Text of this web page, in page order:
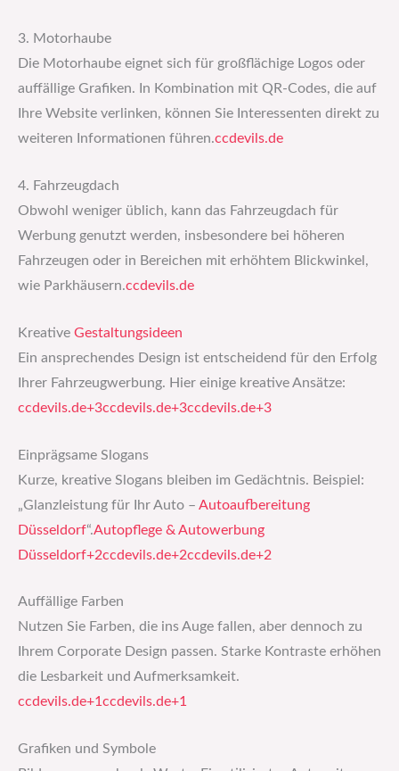
3. Motorhaube
Die Motorhaube eignet sich für großflächige Logos oder
auffällige Grafiken. In Kombination mit QR-Codes, die auf
Ihre Website verlinken, können Sie Interessenten direkt zu
weiteren Informationen führen.​ccdevils.de
4. Fahrzeugdach
Obwohl weniger üblich, kann das Fahrzeugdach für
Werbung genutzt werden, insbesondere bei höheren
Fahrzeugen oder in Bereichen mit erhöhtem Blickwinkel,
wie Parkhäusern.​ccdevils.de
Kreative Gestaltungsideen
Ein ansprechendes Design ist entscheidend für den Erfolg
Ihrer Fahrzeugwerbung. Hier einige kreative Ansätze:​
ccdevils.de+3ccdevils.de+3ccdevils.de+3
Einprägsame Slogans
Kurze, kreative Slogans bleiben im Gedächtnis. Beispiel:
„Glanzleistung für Ihr Auto – Autoaufbereitung
Düsseldorf“.​Autopflege & Autowerbung
Düsseldorf+2ccdevils.de+2ccdevils.de+2
Auffällige Farben
Nutzen Sie Farben, die ins Auge fallen, aber dennoch zu
Ihrem Corporate Design passen. Starke Kontraste erhöhen
die Lesbarkeit und Aufmerksamkeit.​
ccdevils.de+1ccdevils.de+1
Grafiken und Symbole